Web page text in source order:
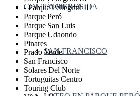
LA MERECIDA
SAN FRANCISCO
CONTÁCTENOS
- Parque Pellegrini III
Parque Peró
Parque San Luis
Parque Udaondo
Pinares
Prado Verde
San Francisco
Solares Del Norte
Tortuguitas Centro
Touring Club